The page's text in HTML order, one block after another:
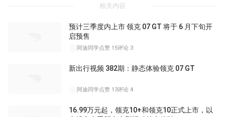
相关内容
预计三季度内上市 领克 07 GT 将于 6 月下旬开
启预售
阿迪同学点赞 15评论 3
新出行视频 382期：静态体验领克 07 GT
阿迪同学点赞 13评论 4
16.99万元起，领克10+和领克10正式上市，以